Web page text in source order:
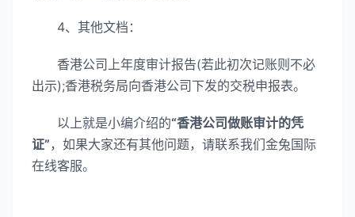
4、其他文档：
香港公司上年度审计报告(若此初次记账则不必
出示);香港税务局向香港公司下发的交税申报表。
以上就是小编介绍的“香港公司做账审计的凭
证”，如果大家还有其他问题，请联系我们金兔国际
在线客服。